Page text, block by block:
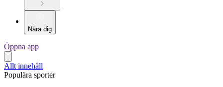
Nära dig
Öppna app
Allt innehåll
Populära sporter